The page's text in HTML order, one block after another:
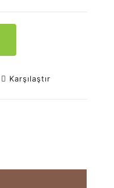
Karşılaştır